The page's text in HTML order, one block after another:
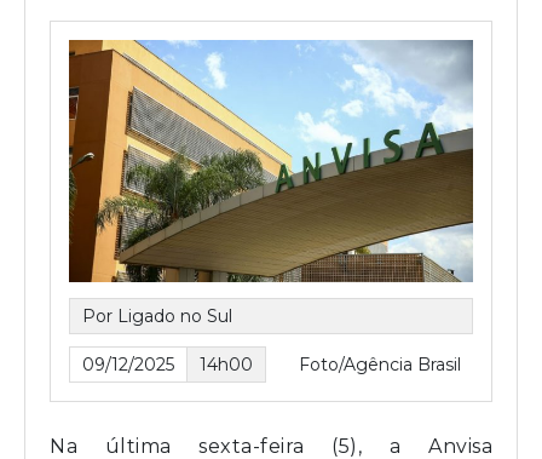
Por Ligado no Sul
09/12/2025 14h00 Foto/Agência Brasil
Na última sexta-feira (5), a Anvisa